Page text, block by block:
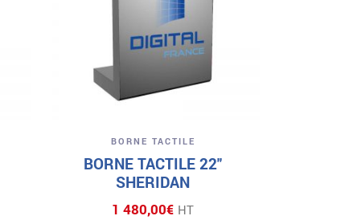
BORNE TACTILE
BORNE TACTILE 22″
SHERIDAN
1 480,00€ HT